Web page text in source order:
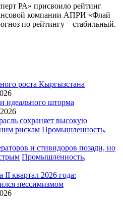
РА» присвоило рейтинг
компании АПРИ «Флай
по рейтингу – стабильный.
роста Кыргызстана
идеального шторма
сохраняет высокую
рискам Промышленность,
и стивидоров позади, но
Промышленность,
II квартал 2026 года:
пессимизмом